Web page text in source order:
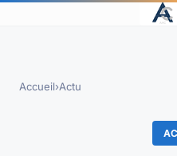
Accueil›Actu